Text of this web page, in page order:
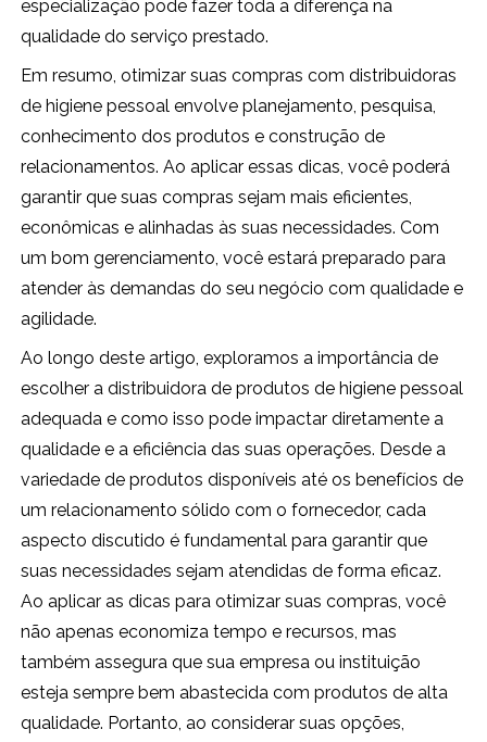
especialização pode fazer toda a diferença na
qualidade do serviço prestado.
Em resumo, otimizar suas compras com distribuidoras
de higiene pessoal envolve planejamento, pesquisa,
conhecimento dos produtos e construção de
relacionamentos. Ao aplicar essas dicas, você poderá
garantir que suas compras sejam mais eficientes,
econômicas e alinhadas às suas necessidades. Com
um bom gerenciamento, você estará preparado para
atender às demandas do seu negócio com qualidade e
agilidade.
Ao longo deste artigo, exploramos a importância de
escolher a distribuidora de produtos de higiene pessoal
adequada e como isso pode impactar diretamente a
qualidade e a eficiência das suas operações. Desde a
variedade de produtos disponíveis até os benefícios de
um relacionamento sólido com o fornecedor, cada
aspecto discutido é fundamental para garantir que
suas necessidades sejam atendidas de forma eficaz.
Ao aplicar as dicas para otimizar suas compras, você
não apenas economiza tempo e recursos, mas
também assegura que sua empresa ou instituição
esteja sempre bem abastecida com produtos de alta
qualidade. Portanto, ao considerar suas opções,